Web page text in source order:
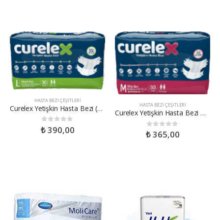
HASTA BEZI ÇEŞITLERI
Curelex Yetişkin Hasta Bezi (L) Boy 30’lu
0 out of 5
₺390,00
HASTA BEZI ÇEŞITLERI
Curelex Yetişkin Hasta Bezi M Boy 30’lu
0 out of 5
₺365,00